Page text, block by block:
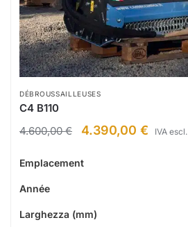
DÉBROUSSAILLEUSES
C4 B110
4.600,00€ 4.390,00 € IVA escl.
Emplacement
Année
Larghezza (mm)